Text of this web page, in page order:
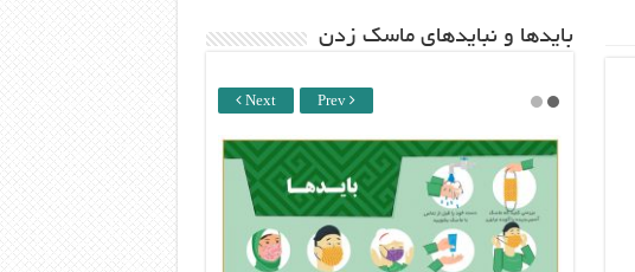
باید‌ها و نبایدهای ماسک زدن
Next Prev